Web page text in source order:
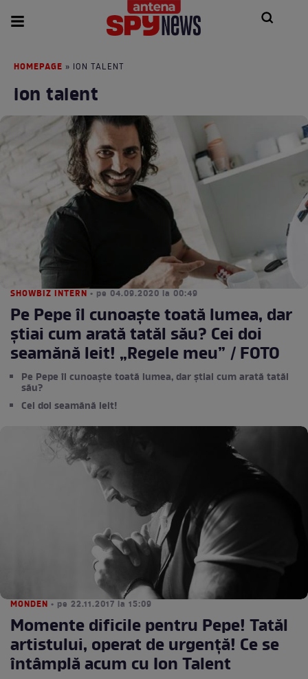
HOMEPAGE » ION TALENT
ion talent
SHOWBIZ INTERN • pe 04.09.2020 la 00:49
Pe Pepe îl cunoaște toată lumea, dar
știai cum arată tatăl său? Cei doi
seamănă leit! „Regele meu” / FOTO
Pe Pepe îl cunoaște toată lumea, dar știai cum arată tatăl
său?
Cei doi seamănă leit!
MONDEN • pe 22.11.2017 la 15:09
Momente dificile pentru Pepe! Tatăl
artistului, operat de urgență! Ce se
întâmplă acum cu Ion Talent